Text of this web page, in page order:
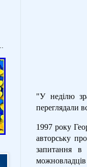
"У неділю
переглядали
1997 року
авторську
запитання в
можновладців